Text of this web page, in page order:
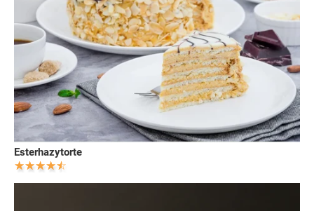
Esterhazytorte